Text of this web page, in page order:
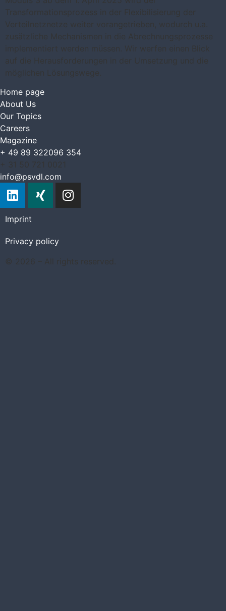
Transformationsprozess in der Flexibilisierung der
Verteilnetznetze weiter vorangetrieben, wodurch u.a.
zusätzliche Mechanismen in die Abrechnungsprozesse
implementiert werden müssen. Wir werfen einen Blick
auf die Herausforderungen in der Umsetzung und die
möglichen Lösungswege.
Home page
About Us
Our Topics
Careers
Magazine
+ 49 89 322096 354
+ 31 50 721 0021
info@psvdl.com
© 2026 – All rights reserved.
Privacy policy
Imprint